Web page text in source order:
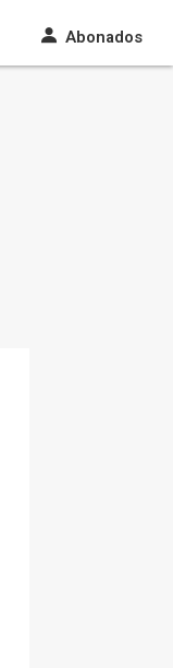
Abonados